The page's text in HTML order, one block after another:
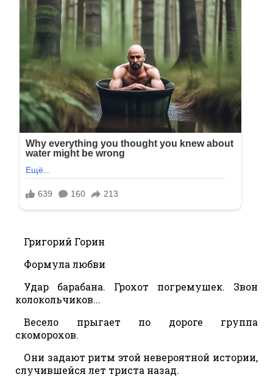
Григорий Горин
Формула любви
Удар барабана. Грохот погремушек. Звон
колокольчиков...
Весело прыгает по дороге группа
скоморохов.
Они задают ритм этой невероятной истории,
случившейся лет триста назад.